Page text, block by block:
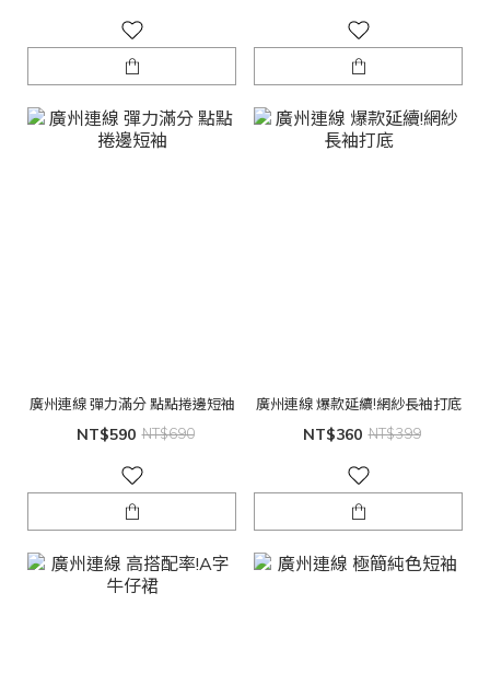
廣州連線 彈力滿分 點點捲邊短袖
NT$590 NT$690
廣州連線 爆款延續!網紗長袖打底
NT$360 NT$399